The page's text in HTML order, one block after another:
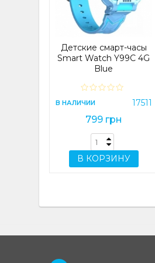
Детские смарт-часы
Smart Watch Y99C 4G
Blue
В НАЛИЧИИ 17511
799 грн
В КОРЗИНУ